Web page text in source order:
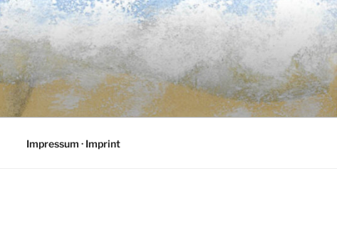
Impressum · Imprint